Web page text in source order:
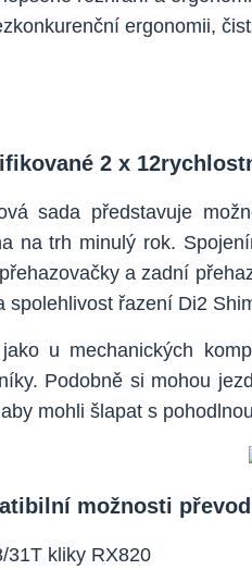
ergonomii,
2 x
sada představuje
na trh minulý rok.
a zadní
spolehlivost řazení Di2
u mechanických
Podobně si mohou
mohli šlapat s
možnosti
31T kliky RX820